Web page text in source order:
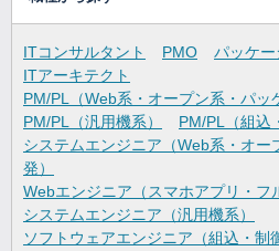
ITコンサルタント PMO
パッケ
ITアーキテクト
PM/PL（Web系・オープン系・パッ
PM/PL（汎用機系）
PM/PL（組込
システムエンジニア（Web系・オー
発）
Webエンジニア（スマホアプリ・フ
システムエンジニア（汎用機系）
ソフトウェアエンジニア（組込・制